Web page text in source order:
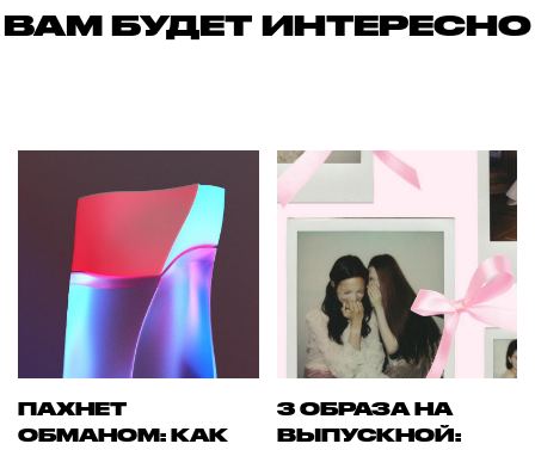
ВАМ БУДЕТ ИНТЕРЕСНО
ПАХНЕТ
ОБМАНОМ: КАК
3 ОБРАЗА НА
ВЫПУСКНОЙ: